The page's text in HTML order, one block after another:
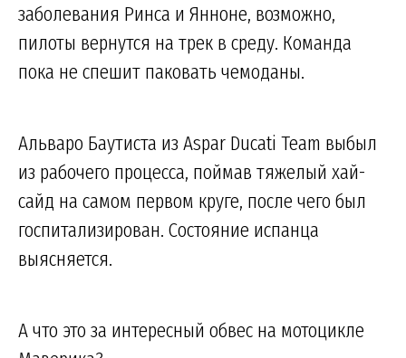
заболевания Ринса и Янноне, возможно,
пилоты вернутся на трек в среду. Команда
пока не спешит паковать чемоданы.
Альваро Баутиста из Aspar Ducati Team выбыл
из рабочего процесса, поймав тяжелый хай-
сайд на самом первом круге, после чего был
госпитализирован. Состояние испанца
выясняется.
А что это за интересный обвес на мотоцикле